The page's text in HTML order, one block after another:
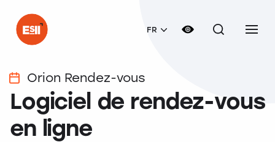
FR
Orion Rendez-vous
Logiciel de rendez-vous
en ligne